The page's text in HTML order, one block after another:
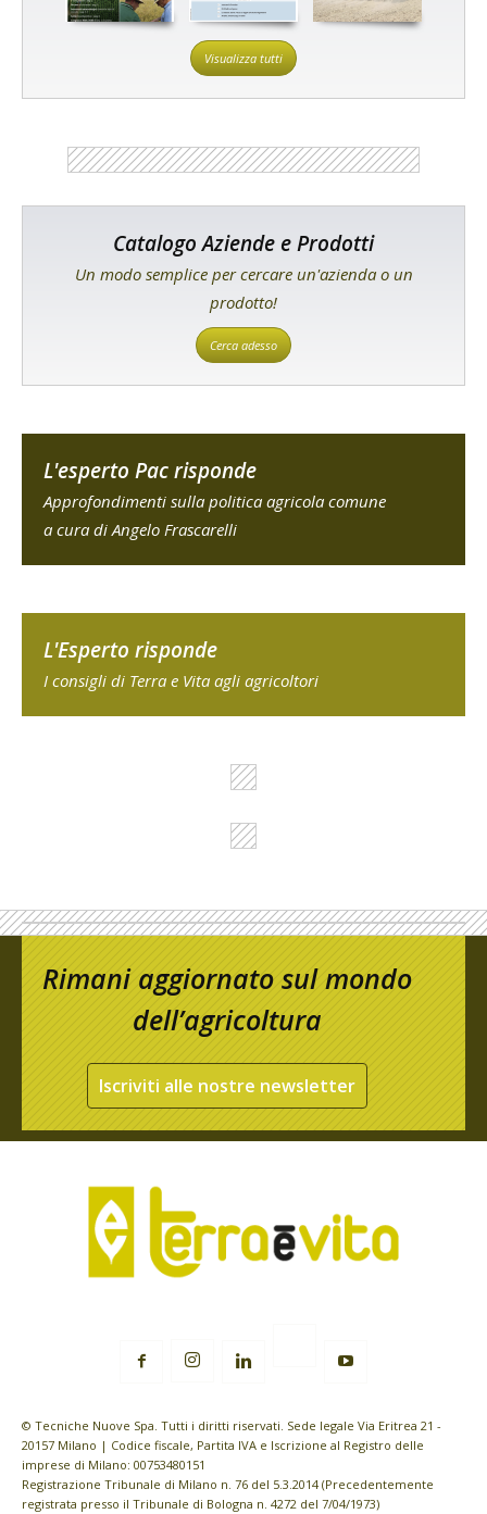
Visualizza tutti
Catalogo Aziende e Prodotti
Un modo semplice per cercare un'azienda o un
prodotto!
Cerca adesso
L'esperto Pac risponde
Approfondimenti sulla politica agricola comune
a cura di Angelo Frascarelli
L'Esperto risponde
I consigli di Terra e Vita agli agricoltori
Rimani aggiornato sul mondo
dell’agricoltura
Iscriviti alle nostre newsletter
© Tecniche Nuove Spa. Tutti i diritti riservati. Sede legale Via Eritrea 21 -
20157 Milano | Codice fiscale, Partita IVA e Iscrizione al Registro delle
imprese di Milano: 00753480151
Registrazione Tribunale di Milano n. 76 del 5.3.2014 (Precedentemente
registrata presso il Tribunale di Bologna n. 4272 del 7/04/1973)